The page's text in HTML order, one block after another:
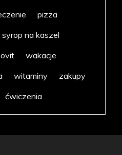
pizza
syrop na kaszel
wakacje
witaminy
zakupy
ćwiczenia